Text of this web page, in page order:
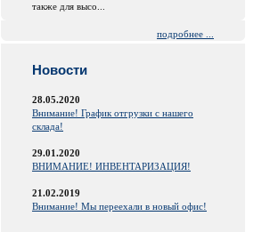
также для высо...
подробнее ...
Новости
28.05.2020
Внимание! График отгрузки с нашего
склада!
29.01.2020
ВНИМАНИЕ! ИНВЕНТАРИЗАЦИЯ!
21.02.2019
Внимание! Мы переехали в новый офис!